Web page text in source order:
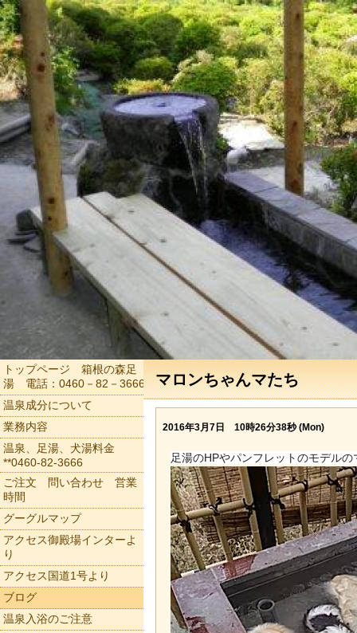
マロンちゃんマたち
2016年3月7日 10時26分38秒 (Mon)
足湯のHPやパンフレットのモデル
トップページ 箱根の森足
湯 電話：0460－82－3666
温泉成分について
業務内容
温泉、足湯、犬湯料金
**0460-82-3666
ご注文 問い合わせ 営業
時間
グーグルマップ
アクセス御殿場インターよ
り
アクセス国道1号より
ブログ
温泉入浴のご注意